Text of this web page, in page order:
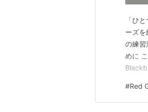
「ひ
ーズ
の練習
めに
り極端
#Red